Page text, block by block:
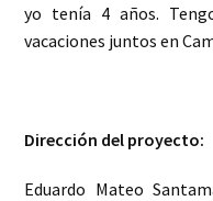
yo tenía 4 años.
vacaciones juntos en
Dirección del proyecto:
Eduardo Mateo